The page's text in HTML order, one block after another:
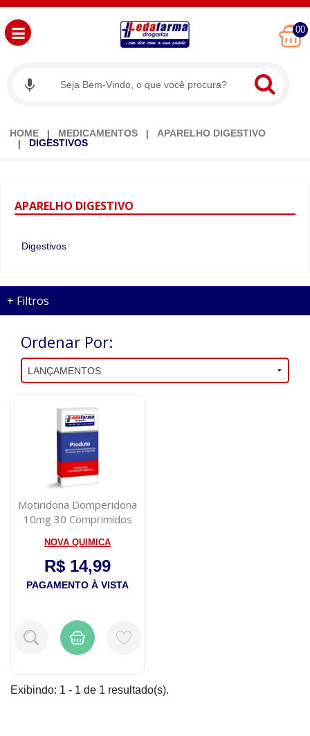
00
HOME MEDICAMENTOS
APARELHO DIGESTIVO
DIGESTIVOS
APARELHO DIGESTIVO
Digestivos
+ Filtros
Ordenar Por:
Motiridona Domperidona
10mg 30 Comprimidos
NOVA QUIMICA
R$ 14,99
PAGAMENTO À VISTA
Exibindo: 1 - 1 de 1 resultado(s).